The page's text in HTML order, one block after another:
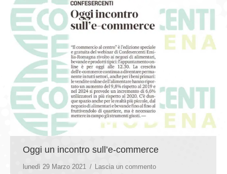
Oggi un incontro sull’e-commerce
lunedì 29 Marzo 2021
Lascia un commento